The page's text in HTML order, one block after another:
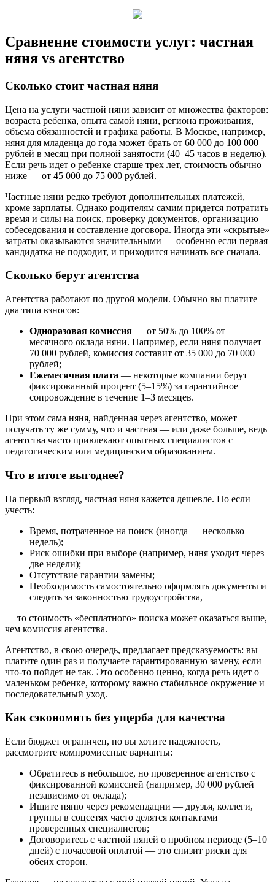
Сравнение стоимости услуг: частная
няня vs агентство
Сколько стоит частная няня
Цена на услуги частной няни зависит от множества факторов:
возраста ребенка, опыта самой няни, региона проживания,
объема обязанностей и графика работы. В Москве, например,
няня для младенца до года может брать от 60 000 до 100 000
рублей в месяц при полной занятости (40–45 часов в неделю).
Если речь идет о ребенке старше трех лет, стоимость обычно
ниже — от 45 000 до 75 000 рублей.
Частные няни редко требуют дополнительных платежей,
кроме зарплаты. Однако родителям самим придется потратить
время и силы на поиск, проверку документов, организацию
собеседования и составление договора. Иногда эти «скрытые»
затраты оказываются значительными — особенно если первая
кандидатка не подходит, и приходится начинать все сначала.
Сколько берут агентства
Агентства работают по другой модели. Обычно вы платите
два типа взносов:
Одноразовая комиссия — от 50% до 100% от
месячного оклада няни. Например, если няня получает
70 000 рублей, комиссия составит от 35 000 до 70 000
рублей;
Ежемесячная плата — некоторые компании берут
фиксированный процент (5–15%) за гарантийное
сопровождение в течение 1–3 месяцев.
При этом сама няня, найденная через агентство, может
получать ту же сумму, что и частная — или даже больше, ведь
агентства часто привлекают опытных специалистов с
педагогическим или медицинским образованием.
Что в итоге выгоднее?
На первый взгляд, частная няня кажется дешевле. Но если
учесть:
Время, потраченное на поиск (иногда — несколько
недель);
Риск ошибки при выборе (например, няня уходит через
две недели);
Отсутствие гарантии замены;
Необходимость самостоятельно оформлять документы и
следить за законностью трудоустройства,
— то стоимость «бесплатного» поиска может оказаться выше,
чем комиссия агентства.
Агентство, в свою очередь, предлагает предсказуемость: вы
платите один раз и получаете гарантированную замену, если
что-то пойдет не так. Это особенно ценно, когда речь идет о
маленьком ребенке, которому важно стабильное окружение и
последовательный уход.
Как сэкономить без ущерба для качества
Если бюджет ограничен, но вы хотите надежность,
рассмотрите компромиссные варианты:
Обратитесь в небольшое, но проверенное агентство с
фиксированной комиссией (например, 30 000 рублей
независимо от оклада);
Ищите няню через рекомендации — друзья, коллеги,
группы в соцсетях часто делятся контактами
проверенных специалистов;
Договоритесь с частной няней о пробном периоде (5–10
дней) с почасовой оплатой — это снизит риски для
обеих сторон.